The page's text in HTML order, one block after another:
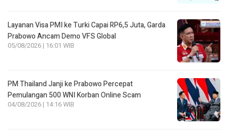
Layanan Visa PMI ke Turki Capai RP6,5 Juta, Garda
Prabowo Ancam Demo VFS Global
05/08/2026 | 16:01 WIB
PM Thailand Janji ke Prabowo Percepat
Pemulangan 500 WNI Korban Online Scam
04/08/2026 | 14:16 WIB